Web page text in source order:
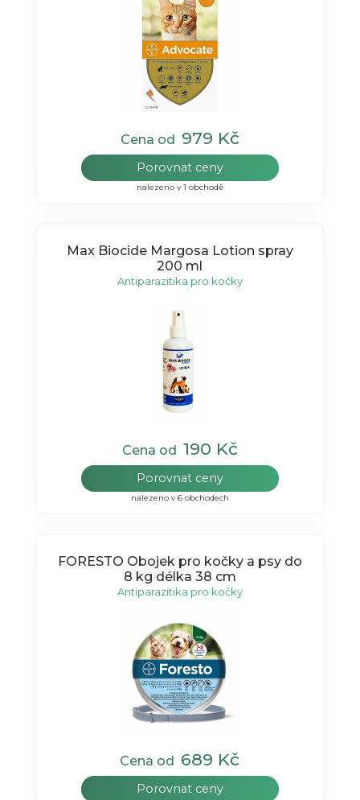
Cena od 979 Kč
Porovnat ceny
nalezeno v 1 obchodě
Max Biocide Margosa Lotion spray
200 ml
Antiparazitika pro kočky
Cena od 190 Kč
Porovnat ceny
nalezeno v 6 obchodech
FORESTO Obojek pro kočky a psy do
8 kg délka 38 cm
Antiparazitika pro kočky
Cena od 689 Kč
Porovnat ceny